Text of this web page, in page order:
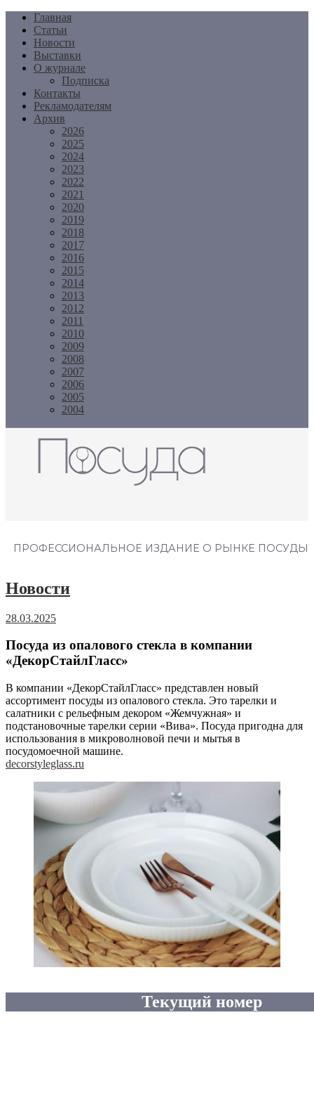
Перейти
содержимому
Главная
Статьи
Новости
Выставки
О журнале
Подписка
Контакты
Рекламодателям
Архив
2026
2025
2024
2023
2022
2021
2020
2019
2018
2017
2016
2015
2014
2013
2012
2011
2010
2009
2008
2007
2006
2005
2004
ПРОФЕССИОНАЛЬНОЕ ИЗДАНИЕ О РЫНКЕ ПОСУДЫ
Новости
28.03.2025
Посуда из опалового стекла в компании
«ДекорСтайлГласс»
В компании «ДекорСтайлГласс» представлен новый
ассортимент посуды из опалового стекла. Это тарелки и
салатники с рельефным декором «Жемчужная» и
подстановочные тарелки серии «Вива». Посуда пригодна для
использования в микроволновой печи и мытья в
посудомоечной машине.
decorstyleglass.ru
Текущий номер